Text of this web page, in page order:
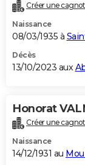
Créer une
Naissance
08/03/1935 à
Décès
13/10/2023 aux
Honorat
Créer une
Naissance
14/12/1931 au